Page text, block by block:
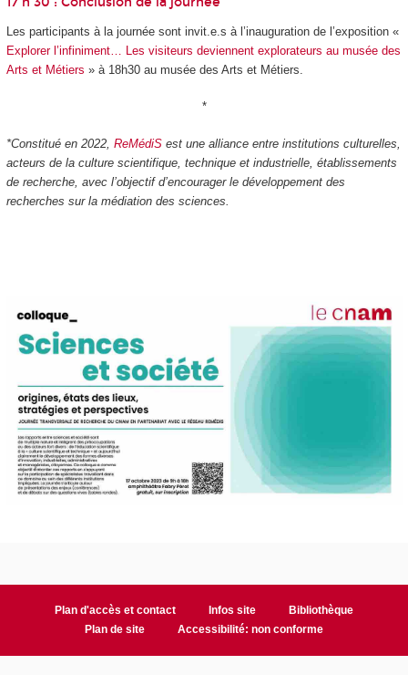
Les participants à la journée sont invit.e.s à l’inauguration de l’exposition «
Explorer l’infiniment… Les visiteurs deviennent explorateurs au musée des
Arts et Métiers » à 18h30 au musée des Arts et Métiers.
*
*Constitué en 2022, ReMédiSest une alliance entre institutions culturelles,
acteurs de la culture scientifique, technique et industrielle, établissements
de recherche, avec l’objectif d’encourager le développement des
recherches sur la médiation des sciences.
Plan d'accès et contact Infos site
Bibliothèque
Plan de site
Accessibilité: non conforme